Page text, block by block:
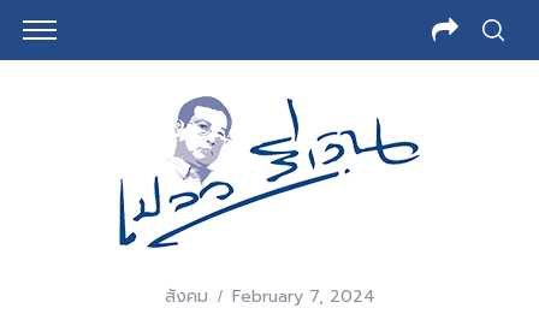
สังคม February 7, 2024